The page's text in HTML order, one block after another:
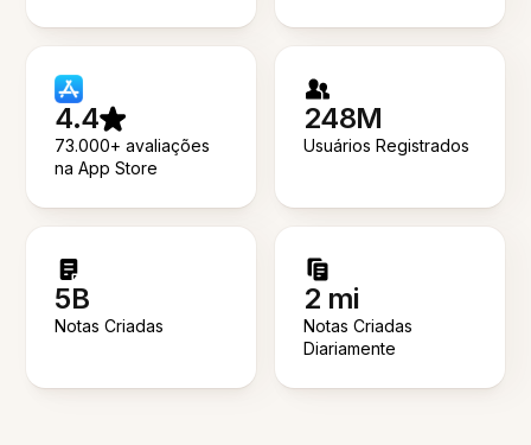
4.4
73.000+ avaliações
na App Store
248M
Usuários Registrados
5B
Notas Criadas
2 mi
Notas Criadas
Diariamente